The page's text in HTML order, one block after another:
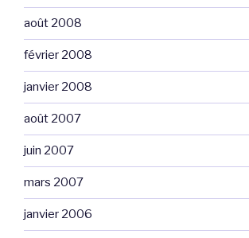
août 2008
février 2008
janvier 2008
août 2007
juin 2007
mars 2007
janvier 2006